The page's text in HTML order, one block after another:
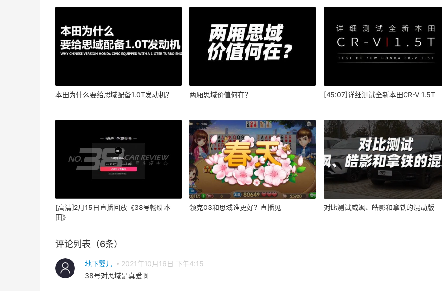
本田为什么要给思域配备1.0T发动机？ 两厢思域价值何在？ [45:07]详细测试全新本田CR-V 1.5T
[高清]2月15日直播回放《38号畅聊本
田》
领克03和思域谁更好？直播见 对比测试威飒、皓影和拿铁的混动版
评论列表（6条）
地下婴儿
2021年10月16日 下午4:15
38号对思域是真爱啊